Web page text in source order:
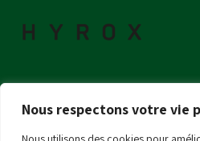
Nous respectons votre vie